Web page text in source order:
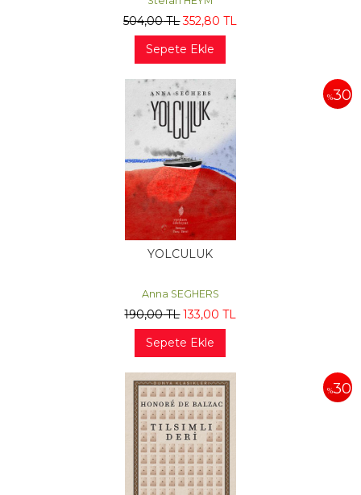
504,00TL 352,80 TL
Sepete Ekle
%30
YOLCULUK
Anna SEGHERS
190,00TL 133,00 TL
Sepete Ekle
%30